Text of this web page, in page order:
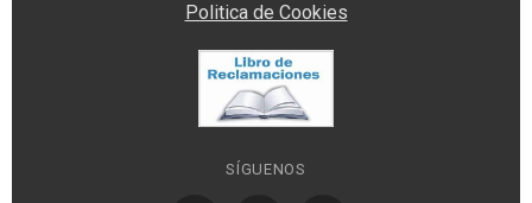
Politica de Cookies
SÍGUENOS